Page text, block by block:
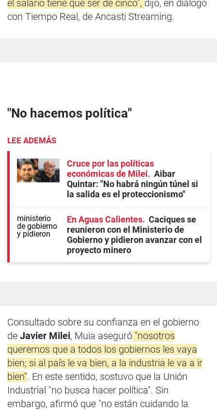
el salario tiene que ser de cinco", dijo, en diálogo
con Tiempo Real, de Ancasti Streaming.
"No hacemos política"
LEE ADEMÁS
Cruce por las políticas
económicas de Milei
Aibar
Quintar: "No habrá ningún túnel si
la salida es el proteccionismo"
En Aguas Calientes
Caciques se
reunieron con el Ministerio de
Gobierno y pidieron avanzar con el
proyecto minero
Consultado sobre su confianza en el gobierno
de Javier Milei, Muia aseguró "nosotros
queremos que a todos los gobiernos les vaya
bien; si al país le va bien, a la industria le va a ir
bien". En este sentido, sostuvo que la Unión
Industrial "no busca hacer política". Sin
embargo, afirmó que "no están cuidando la